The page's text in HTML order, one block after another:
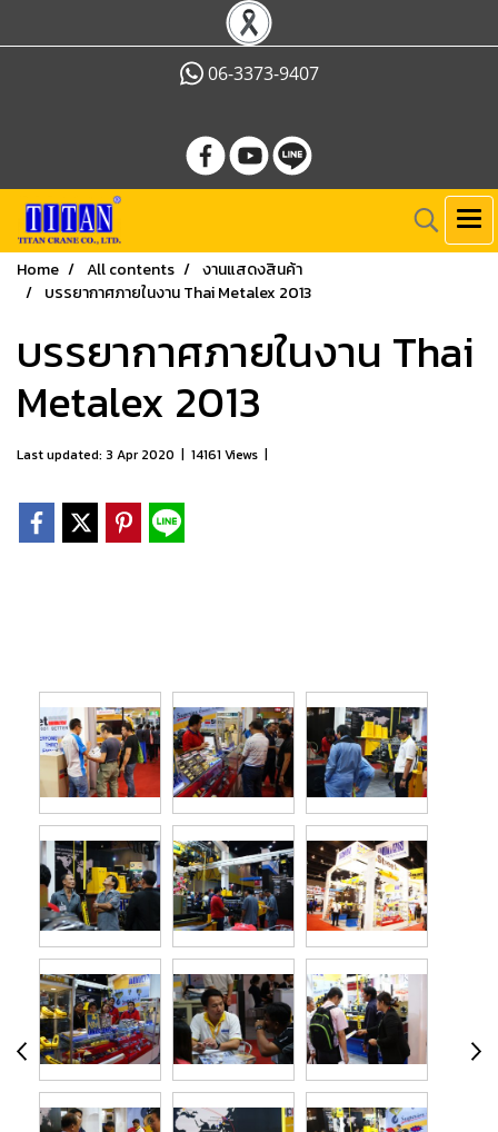
06-3373-9407
Home All contents
งานแสดงสินค้า
บรรยากาศภายในงาน Thai Metalex 2013
บรรยากาศภายในงาน Thai
Metalex 2013
Last updated: 3 Apr 2020 | 14161 Views |